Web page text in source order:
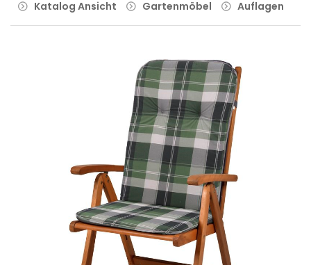
Katalog Ansicht Gartenmöbel Auflagen